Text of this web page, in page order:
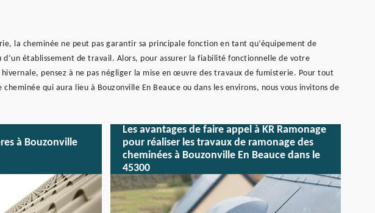
la cheminée ne peut pas garantir sa principale fonction en tant qu’équipement de
d’un établissement de travail. Alors, pour assurer la fiabilité fonctionnelle de votre
pensez à ne pas négliger la mise en œuvre des travaux de fumisterie. Pour tout
qui aura lieu à Bouzonville En Beauce ou dans les environs, nous vous invitons de
à Bouzonville
Les avantages de faire appel à KR Ramonage
pour réaliser les travaux de ramonage des
cheminées à Bouzonville En Beauce dans le
45300